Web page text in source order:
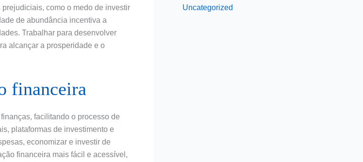
como o medo de investir
de abundância incentiva a
Trabalhar para desenvolver
alcançar a prosperidade e o
financeira
facilitando o processo de
plataformas de investimento e
economizar e investir de
financeira mais fácil e acessível,
Uncategorized